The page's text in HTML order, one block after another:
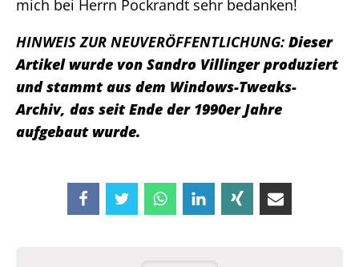
mich bei Herrn Pockrandt sehr bedanken!
HINWEIS ZUR NEUVERÖFFENTLICHUNG: Dieser
Artikel wurde von Sandro Villinger produziert
und stammt aus dem Windows-Tweaks-
Archiv, das seit Ende der 1990er Jahre
aufgebaut wurde.